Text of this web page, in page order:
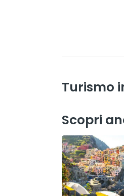
Turismo
Scopri